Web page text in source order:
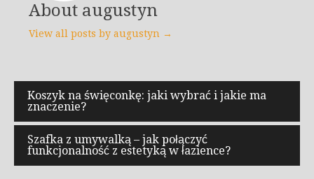
About augustyn
View all posts by augustyn →
Nawigacja
wpisu
Koszyk na święconkę: jaki wybrać i jakie ma
znaczenie?
Szafka z umywalką – jak połączyć
funkcjonalność z estetyką w łazience?